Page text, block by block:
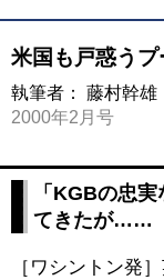
米国も戸惑う
執筆者： 藤村幹雄
2000年2月号
「KGBの忠
てきたが……
［ワシントン発